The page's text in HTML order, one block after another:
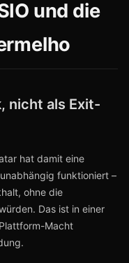
und die
nicht als Exit-
hat damit eine
funktioniert –
ohne die
Das ist in einer
Macht